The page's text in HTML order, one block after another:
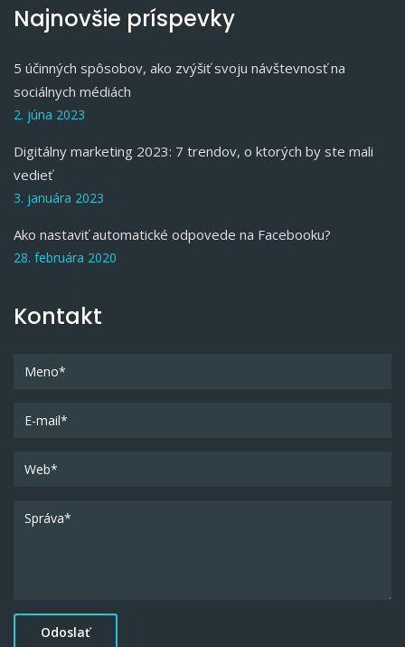
Najnovšie príspevky
5 účinných spôsobov, ako zvýšiť svoju návštevnosť na
sociálnych médiách
2. júna 2023
Digitálny marketing 2023: 7 trendov, o ktorých by ste mali
vedieť
3. januára 2023
Ako nastaviť automatické odpovede na Facebooku?
28. februára 2020
Kontakt